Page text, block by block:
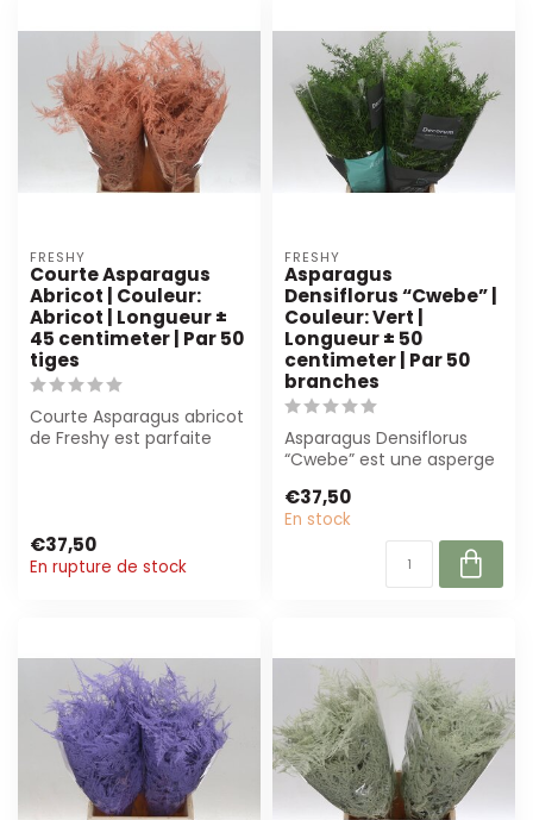
FRESHY
Courte Asparagus
Abricot | Couleur:
Abricot | Longueur ±
45 centimeter | Par 50
tiges
Courte Asparagus abricot
de Freshy est parfaite
€37,50
En rupture de stock
FRESHY
Asparagus
Densiflorus “Cwebe” |
Couleur: Vert |
Longueur ± 50
centimeter | Par 50
branches
Asparagus Densiflorus
“Cwebe” est une asperge
verte de 50...
€37,50
En stock